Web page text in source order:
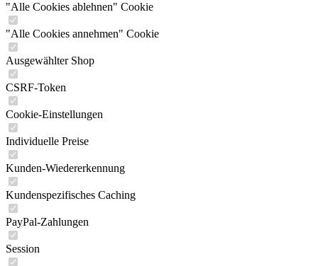
"Alle Cookies ablehnen" Cookie
"Alle Cookies annehmen" Cookie
Ausgewählter Shop
CSRF-Token
Cookie-Einstellungen
Individuelle Preise
Kunden-Wiedererkennung
Kundenspezifisches Caching
PayPal-Zahlungen
Session